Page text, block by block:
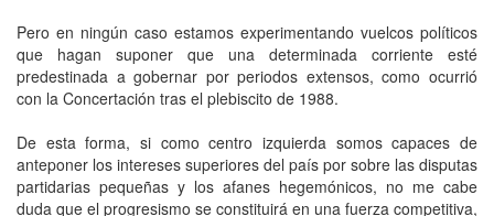
Pero en ningún caso estamos experimentando vuelcos políticos
que hagan suponer que una determinada corriente esté
predestinada a gobernar por periodos extensos, como ocurrió
con la Concertación tras el plebiscito de 1988.
De esta forma, si como centro izquierda somos capaces de
anteponer los intereses superiores del país por sobre las disputas
partidarias pequeñas y los afanes hegemónicos, no me cabe
duda que el progresismo se constituirá en una fuerza competitiva,